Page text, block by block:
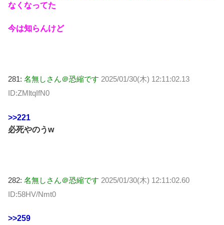
なくなってた
今は知らんけど
281: 名無しさん＠恐縮です 2025/01/30(木) 12:11:02.13
ID:ZMltqIfN0
>>221
必死やのうw
282: 名無しさん＠恐縮です 2025/01/30(木) 12:11:02.60
ID:58HV/Nmt0
>>259